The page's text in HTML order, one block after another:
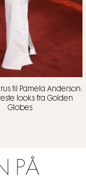
til Pamela Anderson:
looks fra Golden
Globes
PÅ